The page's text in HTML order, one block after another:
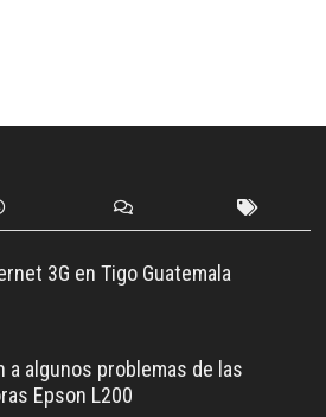
3G en Tigo Guatemala
a algunos problemas de las
Epson L200